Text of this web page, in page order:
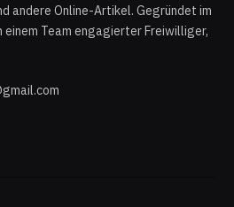
andere Online-Artikel. Gegründet im
Team engagierter Freiwilliger,